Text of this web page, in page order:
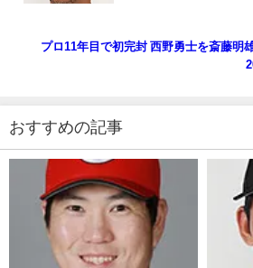
プロ11年目で初完封 西野勇士を斎藤明
おすすめの記事